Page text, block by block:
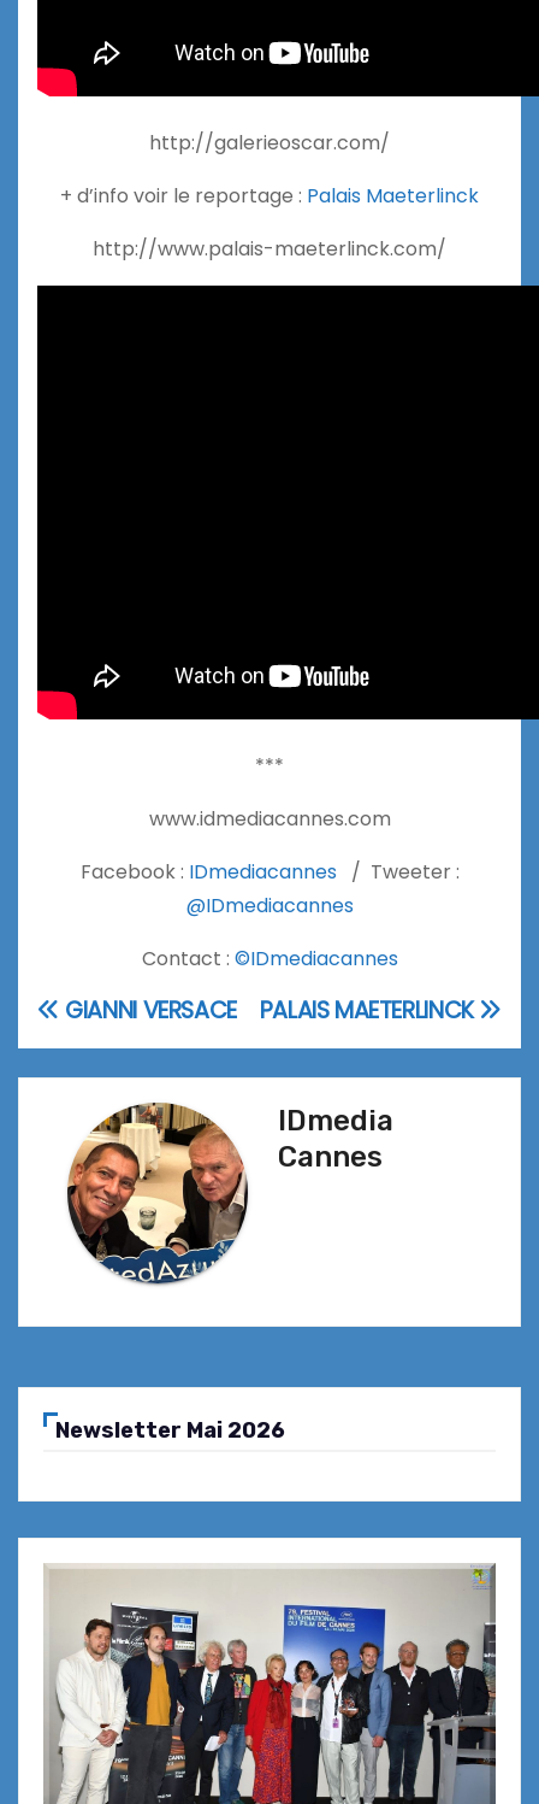
http://galerieoscar.com/
+ d’info voir le reportage : Palais Maeterlinck
http://www.palais-maeterlinck.com/
***
www.idmediacannes.com
Facebook : IDmediacannes / Tweeter :
@IDmediacannes
Contact : ©IDmediacannes
Navigation
de
l’article
PALAIS MAETERLINCK
GIANNI VERSACE
IDmedia
Cannes
Newsletter Mai 2026